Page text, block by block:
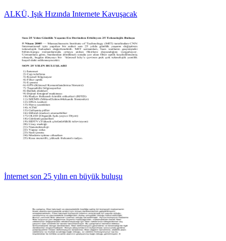
ALKÜ, Işık Hızında Internete Kavuşacak
İnternet son 25 yılın en büyük buluşu